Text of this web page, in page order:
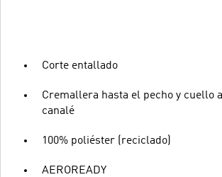
Corte entallado
Cremallera hasta el pecho y cuello
canalé
100% poliéster (reciclado)
AEROREADY